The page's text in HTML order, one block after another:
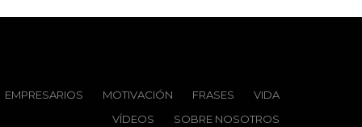
EMPRESARIOS MOTIVACIÓN FRASES
VIDA
VÍDEOS
SOBRE NOSOTROS